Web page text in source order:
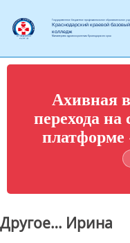
Государственное бюджетное профессиональное образовательное
Краснодарский краевой
колледж
Министерства здравоохранения Краснодарского края
Ахивная
перехода на
платформе
Другое… Ирина